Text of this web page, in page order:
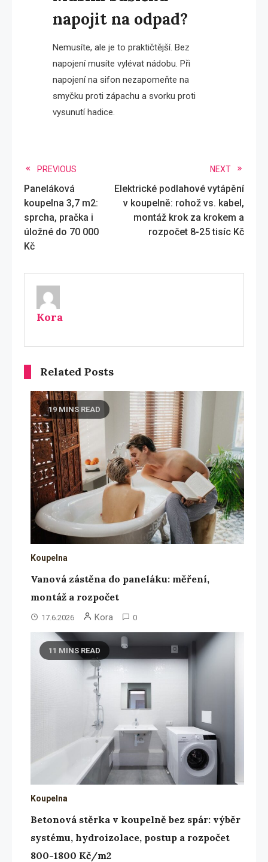
napojit na odpad?
Nemusíte, ale je to praktičtější. Bez
napojení musíte vylévat nádobu. Při
napojení na sifon nezapomeňte na
smyčku proti zápachu a svorku proti
vysunutí hadice.
Read
more
articles
PREVIOUS
Paneláková
koupelna 3,7 m2:
sprcha, pračka i
úložné do 70 000
Kč
NEXT
Elektrické podlahové vytápění
v koupelně: rohož vs. kabel,
montáž krok za krokem a
rozpočet 8-25 tisíc Kč
Kora
Related Posts
19 MINS READ
Koupelna
Vanová zástěna do paneláku: měření,
montáž a rozpočet
17.6.2026 Kora 0
11 MINS READ
Koupelna
Betonová stěrka v koupelně bez spár: výběr
systému, hydroizolace, postup a rozpočet
800-1800 Kč/m2